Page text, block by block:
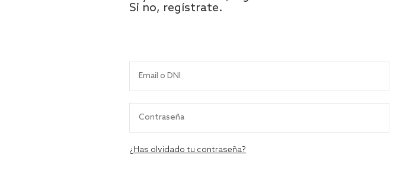
Si no, regístrate.
¿Has olvidado tu contraseña?